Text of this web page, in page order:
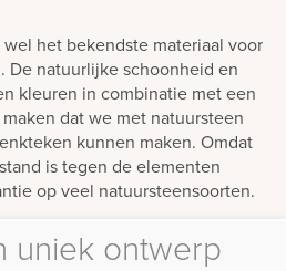
het bekendste materiaal voor
De natuurlijke schoonheid en
kleuren in combinatie met een
dat we met natuursteen
kunnen maken. Omdat
is tegen de elementen
op veel natuursteensoorten.
uniek ontwerp